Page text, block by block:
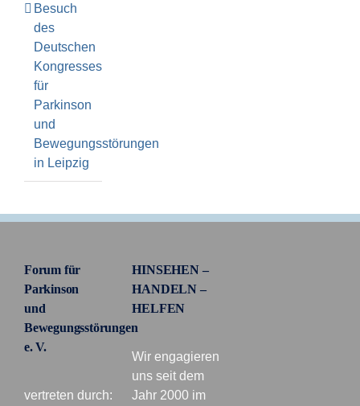
Besuch
des
Deutschen
Kongresses
für
Parkinson
und
Bewegungsstörungen
in Leipzig
Forum für
Parkinson
und
Bewegungsstörungen
e. V.
vertreten durch:
HINSEHEN –
HANDELN –
HELFEN
Wir engagieren
uns seit dem
Jahr 2000 im